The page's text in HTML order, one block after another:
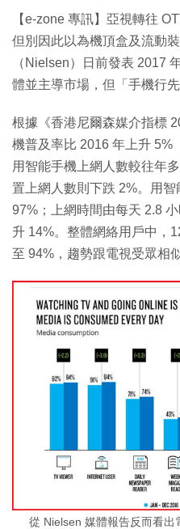
【e-zone 專訊】亞視轉往
但別因此以為機頂盒及流動
（Nielsen）日前發表 2017
體並主導市場，但「手機行
根據《香港尼爾森媒介指標
機普及率比 2016 年上升 5%
用智能手機上網人數較往年
置上網人數則下跌 2%。用
97%；上網時間由每天 2.8
升 14%。整體網絡用戶中，
至 94%，趨勢跟電視受眾相似
從 Nielsen 媒體報告反而看出